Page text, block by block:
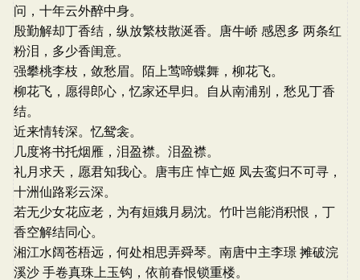
问，十年云外醉中身。
殷勤解却丁香结，纵放繁枝散涎香。唐牛峤 感恩多 两条红
粉泪，多少香闺意。
强攀桃李枝，敛愁眉。陌上莺啼蝶舞，柳花飞。
柳花飞，愿得郎心，忆家还早归。自从南浦别，愁见丁香
结。
近来情转深。忆鸳衾。
几度将书托烟雁，泪盈襟。泪盈襟。
礼月求天，愿君知我心。唐韦庄 悼亡姬 凤去鸾归不可寻，
十洲仙路彩云深。
若无少女花应老，为有姮娥月易沈。竹叶岂能消积恨，丁
香空解结同心。
湘江水阔苍梧远，何处相思弄舜琴。南唐中主李璟 摊破浣
溪沙 手卷真珠上玉钩，依前春恨锁重楼。